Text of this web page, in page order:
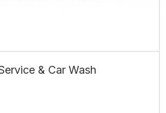
& Car Wash